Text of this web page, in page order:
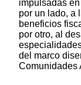
impulsadas
por un lado, a
beneficios
por otro, al
del marco
Comunidades